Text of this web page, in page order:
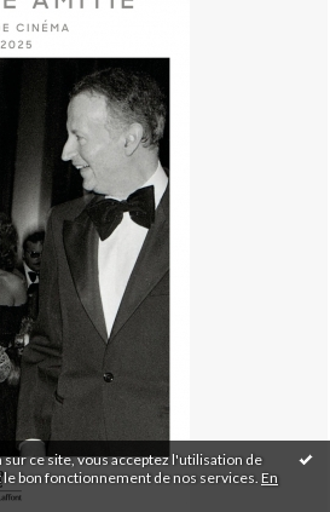
ce site, vous acceptez l'utilisation de
bon fonctionnement de nos services. En